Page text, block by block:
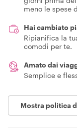
meno le spese
Hai cambiato
Ripianifica la
comodi per te.
Amato dai
Semplice e
Mostra politica